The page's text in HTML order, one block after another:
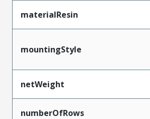
materialResin
mountingStyle
netWeight
numberOfRows